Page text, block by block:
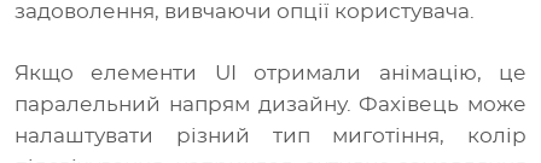
задоволення, вивчаючи опції користувача.
Якщо елементи UI отримали анімацію, це
паралельний напрям дизайну. Фахівець може
налаштувати різний тип миготіння, колір